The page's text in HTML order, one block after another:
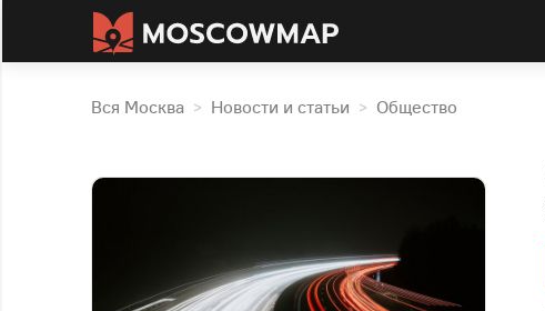
Вся Москва > Новости и статьи > Общество